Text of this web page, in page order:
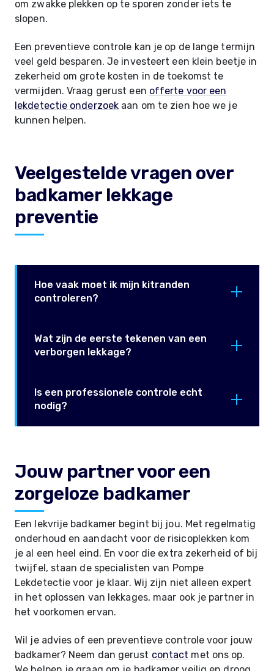
om zwakke plekken op te sporen zonder iets te
slopen.
Een preventieve controle kan je op de lange termijn
veel geld besparen. Je investeert een klein beetje in
zekerheid om grote kosten in de toekomst te
vermijden. Vraag gerust een offerte voor een
lekdetectie onderzoek aan om te zien hoe we je
kunnen helpen.
Veelgestelde vragen over
badkamer lekkage
preventie
Hoe vaak moet ik mijn kitranden
controleren?
Wat zijn de eerste tekenen van een
verborgen lekkage?
Is een professionele controle echt
nodig?
Jouw partner voor een
zorgeloze badkamer
Een lekvrije badkamer begint bij jou. Met regelmatig
onderhoud en aandacht voor de risicoplekken kom
je al een heel eind. En voor die extra zekerheid of bij
twijfel, staan de specialisten van Pompe
Lekdetectie voor je klaar. Wij zijn niet alleen expert
in het oplossen van lekkages, maar ook je partner in
het voorkomen ervan.
Wil je advies of een preventieve controle voor jouw
badkamer? Neem dan gerust contact met ons op.